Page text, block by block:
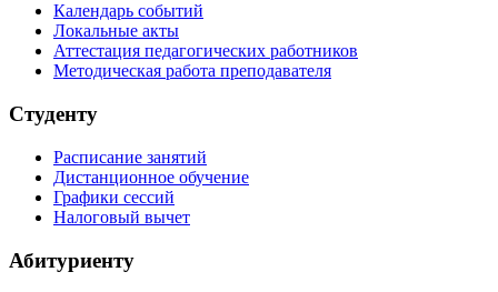
Календарь событий
Локальные акты
Аттестация педагогических работников
Методическая работа преподавателя
Студенту
Расписание занятий
Дистанционное обучение
Графики сессий
Налоговый вычет
Абитуриенту